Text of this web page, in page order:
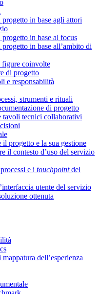
in base agli attori
in base al focus
in base all’ambito di
figure coinvolte
di progetto
e responsabilità
strumenti e rituali
di progetto
tavoli tecnici collaborativi
progetto e la sua gestione
il contesto d’uso del servizio
e i touchpointdel
utente del servizio
ottenuta
dell’esperienza